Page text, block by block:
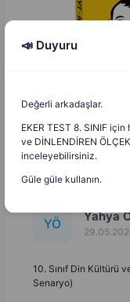
YÖ Yahya
10. Sınıf Din Kültürü
Senaryo)
📣 Duyuru
Değerli arkadaşlar.
EKER TEST 8. SINIF için
ve DİNLENDİREN
inceleyebilirsiniz.
Güle güle kullanın.